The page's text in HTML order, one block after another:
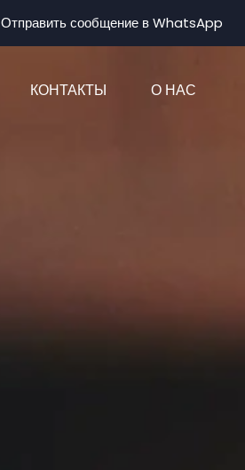
Отправить сообщение в WhatsApp
КОНТАКТЫ О НАС